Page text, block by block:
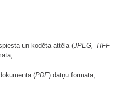
un kodēta attēla (JPEG, TIFF
(PDF) datņu formātā;